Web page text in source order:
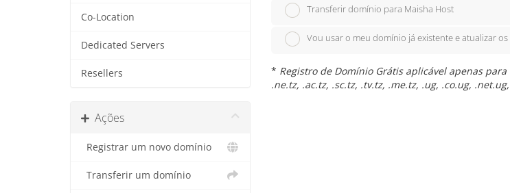
Co-Location
Dedicated Servers
Resellers
Ações
Registrar um novo domínio
Transferir um domínio
Transferir domínio para Maisha Host
Vou usar o meu domínio já existente e atualizar os
* Registro de Domínio Grátis aplicável apenas
.ne.tz, .ac.tz, .sc.tz, .tv.tz, .me.tz, .ug, .co.ug,